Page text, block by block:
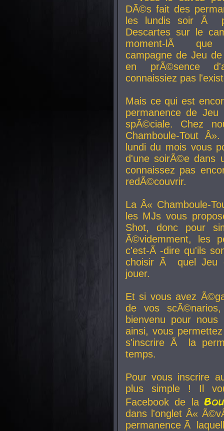
DÃ©s fait des
les lundis soir Ã
Descartes sur le
moment-lÃ que
campagne de Jeu
en prÃ©sence
connaissiez pas
Mais ce qui est
permanence de
spÃ©ciale. Chez
Chamboule-Tout
lundi du mois vous
d'une soirÃ©e dans
connaissez pas
redÃ©couvrir.
La Â« Chamboule-
les MJs vous
Shot, donc pour
Ã©videmment, les
c'est-Ã -dire qu'ils
choisir Ã quel Jeu
jouer.
Et si vous avez
de vos
bienvenu pour
ainsi, vous
s'inscrire Ã la
temps.
Pour vous inscrire
plus simple ! Il
Facebook de la
dans l'onglet Â«
permanence Ã